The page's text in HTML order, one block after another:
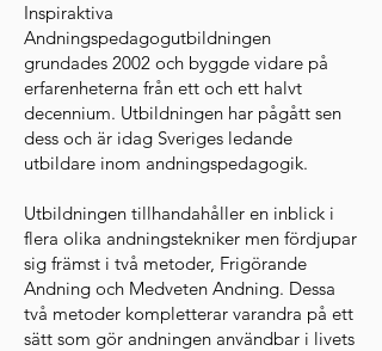
Inspiraktiva
Andningspedagogutbildningen
grundades 2002 och byggde vidare på
erfarenheterna från ett och ett halvt
decennium. Utbildningen har pågått sen
dess och är idag Sveriges ledande
utbildare inom andningspedagogik.
Utbildningen tillhandahåller en inblick i
flera olika andningstekniker men fördjupar
sig främst i två metoder, Frigörande
Andning och Medveten Andning. Dessa
två metoder kompletterar varandra på ett
sätt som gör andningen användbar i livets